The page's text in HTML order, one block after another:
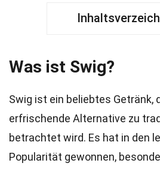
Was ist Swig?
Swig ist ein beliebtes Getränk,
erfrischende Alternative zu
betrachtet wird. Es hat in den
Popularität gewonnen,